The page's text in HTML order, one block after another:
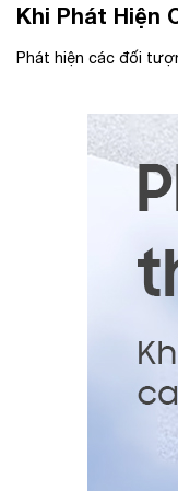
Khi Phát Hiện
Phát hiện các đối